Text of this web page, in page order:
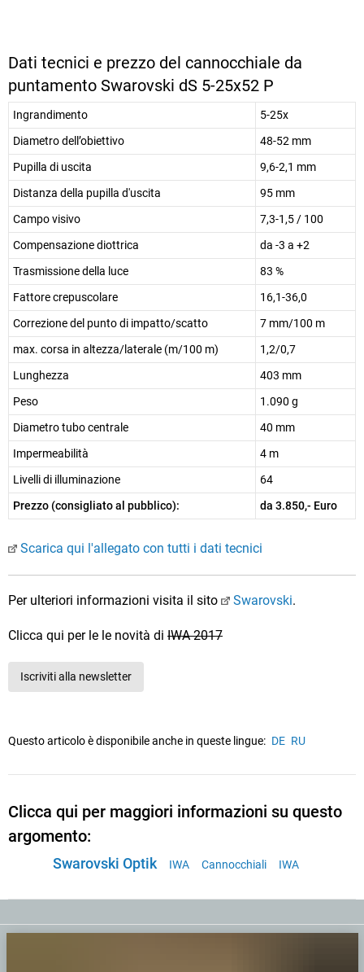
Dati tecnici e prezzo del cannocchiale da
puntamento Swarovski dS 5-25x52 P
Ingrandimento
5-25x
Diametro dell’obiettivo
48-52 mm
Pupilla di uscita
9,6-2,1 mm
Distanza della pupilla d'uscita
95 mm
Campo visivo
7,3-1,5 / 100
Compensazione diottrica
da -3 a +2
Trasmissione della luce
83 %
Fattore crepuscolare
16,1-36,0
Correzione del punto di impatto/scatto
7 mm/100 m
max. corsa in altezza/laterale (m/100 m)
1,2/0,7
Lunghezza
403 mm
Peso
1.090 g
Diametro tubo centrale
40 mm
Impermeabilità
4 m
Livelli di illuminazione
64
Prezzo (consigliato al pubblico):
da 3.850,- Euro
Scarica qui l'allegato con tutti i dati tecnici
Per ulteriori informazioni visita il sito Swarovski.
Clicca qui per le le novità di IWA 2017
Iscriviti alla newsletter
Questo articolo è disponibile anche in queste lingue: DE RU
Clicca qui per maggiori informazioni su questo
argomento:
Swarovski Optik IWA Cannocchiali IWA